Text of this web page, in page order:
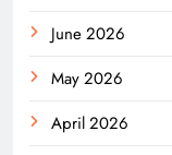
June 2026
May 2026
April 2026